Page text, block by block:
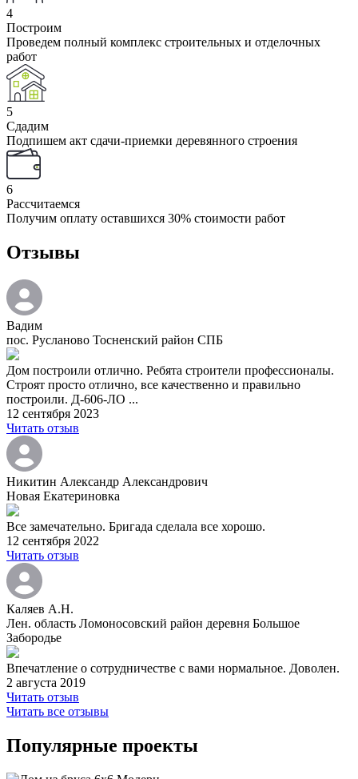
4
Построим
Проведем полный комплекс строительных и отделочных
работ
5
Сдадим
Подпишем акт сдачи-приемки деревянного строения
6
Рассчитаемся
Получим оплату оставшихся 30% стоимости работ
Отзывы
Вадим
пос. Русланово Тосненский район СПБ
Дом построили отлично. Ребята строители профессионалы.
Строят просто отлично, все качественно и правильно
построили. Д-606-ЛО ...
12 сентября 2023
Читать отзыв
Никитин Александр Александрович
Новая Екатериновка
Все замечательно. Бригада сделала все хорошо.
12 сентября 2022
Читать отзыв
Каляев А.Н.
Лен. область Ломоносовский район деревня Большое
Забородье
Впечатление о сотрудничестве с вами нормальное. Доволен.
2 августа 2019
Читать отзыв
Читать все отзывы
Популярные проекты